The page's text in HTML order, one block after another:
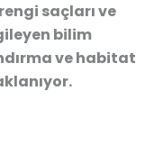
saçları ve
bilim
ve habitat